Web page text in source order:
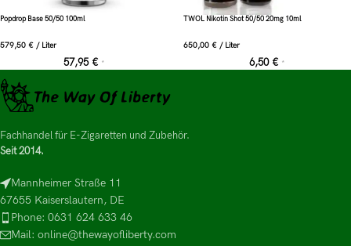
Popdrop Base 50/50 100ml
579,50 € / Liter
57,95 € *
TWOL Nikotin Shot 50/50 20mg 10ml
650,00 € / Liter
6,50 € *
Fachhandel für E-Zigaretten und Zubehör.
Seit 2014.
Mannheimer Straße 11
67655 Kaiserslautern, DE
Phone: 0631 624 633 46
Mail: online@thewayofliberty.com